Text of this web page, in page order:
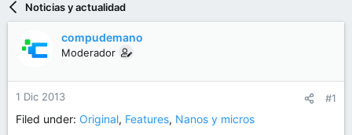
a
r
d
e
h
d
e
n
c
Noticias y actualidad
compudemano
Moderador
1 Dic 2013 #1
Filed under: Original, Features, Nanos y micros